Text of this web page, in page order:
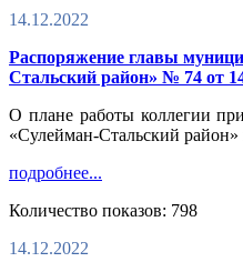
14.12.2022
Распоряжение главы
Стальский район» № 74 от
О плане работы коллегии
«Сулейман-Стальский район»
подробнее...
Количество показов: 798
14.12.2022